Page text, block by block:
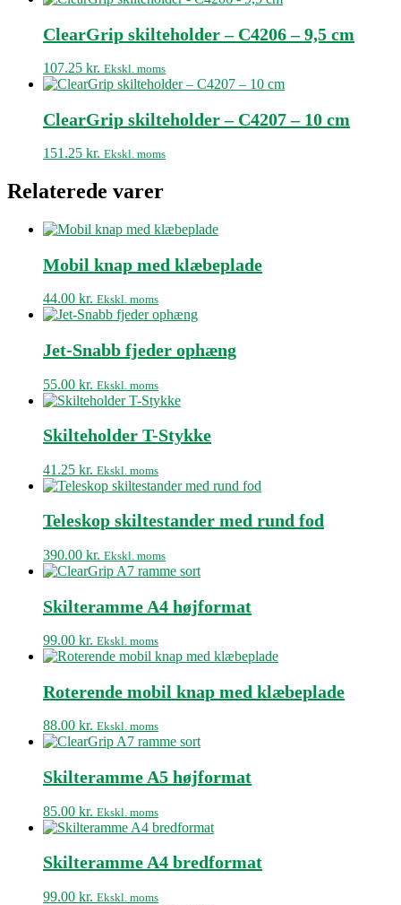
ClearGrip skilteholder – C4206 – 9,5 cm
107.25 kr. Ekskl. moms
ClearGrip skilteholder – C4207 – 10 cm
151.25 kr. Ekskl. moms
Relaterede varer
Mobil knap med klæbeplade
44.00 kr. Ekskl. moms
Jet-Snabb fjeder ophæng
55.00 kr. Ekskl. moms
Skilteholder T-Stykke
41.25 kr. Ekskl. moms
Teleskop skiltestander med rund fod
390.00 kr. Ekskl. moms
Skilteramme A4 højformat
99.00 kr. Ekskl. moms
Roterende mobil knap med klæbeplade
88.00 kr. Ekskl. moms
Skilteramme A5 højformat
85.00 kr. Ekskl. moms
Skilteramme A4 bredformat
99.00 kr. Ekskl. moms